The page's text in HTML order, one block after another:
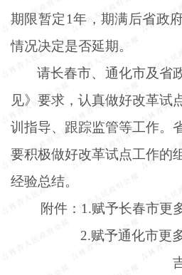
期限暂定1年，期满后省政
情况决定是否延期。
请长春市、通化市及省
见》要求，认真做好改革试
训指导、跟踪监管等工作。
要积极做好改革试点工作的
经验总结。
附件： 1.赋予长春市更
2.赋予通化市更